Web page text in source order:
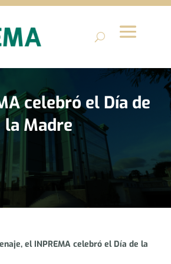
celebró el Día de
la Madre
el INPREMA celebró el Día de la